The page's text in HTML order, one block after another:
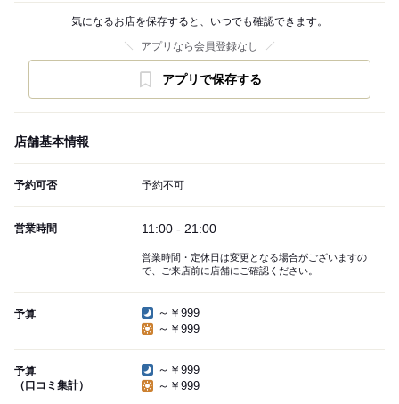
気になるお店を保存すると、いつでも確認できます。
アプリなら会員登録なし
アプリで保存する
店舗基本情報
予約可否 予約不可
営業時間 11:00 - 21:00
営業時間・定休日は変更となる場合がございますの
で、ご来店前に店舗にご確認ください。
予算
～￥999
～￥999
予算
（口コミ集計）
～￥999
～￥999